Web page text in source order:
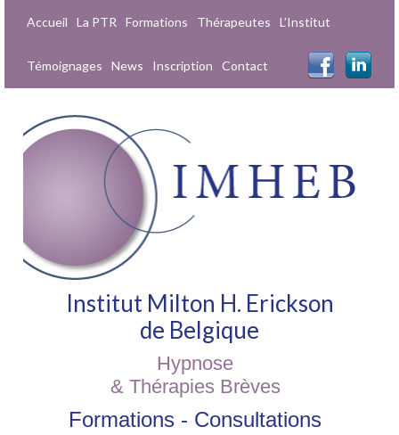
Accueil La PTR Formations Thérapeutes L’Institut
Témoignages News Inscription Contact
Institut Milton H. Erickson
de Belgique
Hypnose
& Thérapies Brèves
Formations - Consultations